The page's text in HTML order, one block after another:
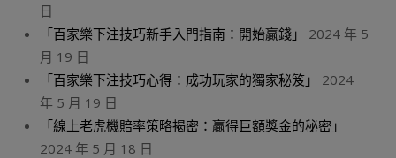
日
「百家樂下注技巧新手入門指南：開始贏錢」
2024 年 5
月 19 日
「百家樂下注技巧心得：成功玩家的獨家秘笈」
2024
年 5 月 19 日
「線上老虎機賠率策略揭密：贏得巨額獎金的秘密」
2024 年 5 月 18 日